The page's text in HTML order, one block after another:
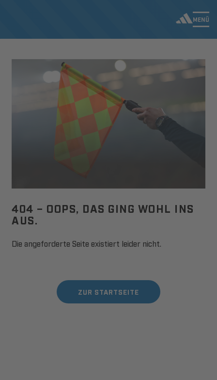
MENÜ
404 – OOPS, DAS GING WOHL INS
AUS.
Die angeforderte Seite existiert leider nicht.
ZUR STARTSEITE